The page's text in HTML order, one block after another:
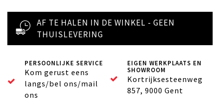
AF TE HALEN IN DE WINKEL - GEEN
THUISLEVERING
PERSOONLIJKE SERVICE
Kom gerust eens
langs/bel ons/mail
ons
EIGEN WERKPLAATS EN
SHOWROOM
Kortrijksesteenweg
857, 9000 Gent